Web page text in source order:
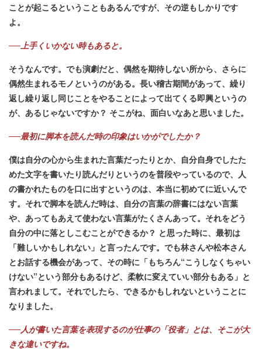
ことが起こるということもあるんですが、その逆もしかりです
よ。
──上手くいかない時もあると。
そうなんです。でも演劇だと、偶然を期待しない所から、さらに
偶然生まれるモノというのがある。長い稽古期間があって、繰り
返し繰り返し同じことをやることによって出てくる即興というの
が、あるじゃないですか？ そこがね、面白いなあと思いました。
──最初に脚本を読んだ時の印象はいかがでしたか？
僕は自分の心から生まれた言葉だったりとか、自分自身でしたた
めた文字を書いたり読んだりというのを普段やっているので、人
の書かれたものを口に出すというのは、本当に初めてに近いんで
す。それで脚本を読んだ時は、自分の言葉の辞書にはない言葉
や、あってもあえて使わない言葉がたくさんあって。それをどう
自分の中に落としこむことができるか？ と思った時に、最初は
「難しいかもしれない」と言ったんです。でも林さんや松本さん
とお話する機会があって、その時に「もちろん“こうしなくちゃい
けない”という部分もあるけど、柔軟に変えていい部分もある」と
言われまして。それでしたら、できるかもしれないということに
なりました。
──人が書いた言葉を表現するのが仕事の「役者」とは、そこが大
きな違いですね。